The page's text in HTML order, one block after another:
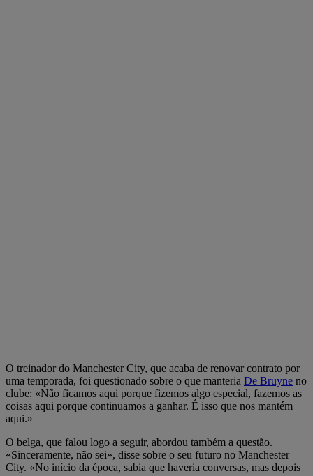
O treinador do Manchester City, que acaba de renovar contrato por
uma temporada, foi questionado sobre o que manteria De Bruyne no
clube: «Não ficamos aqui porque fizemos algo especial, fazemos as
coisas aqui porque continuamos a ganhar. É isso que nos mantém
aqui.»
O belga, que falou logo a seguir, abordou também a questão.
«Sinceramente, não sei», disse sobre o seu futuro no Manchester
City. «No início da época, sabia que haveria conversas, mas depois